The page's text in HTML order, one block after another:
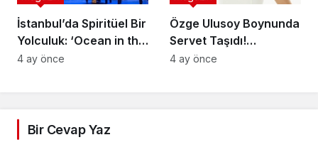
İstanbul’da Spiritüel Bir
Yolculuk: ‘Ocean in the
Desert Show’ Sahnede
4 ay önce
Özge Ulusoy Boynunda
Servet Taşıdı!
Genola’dan Düğün
4 ay önce
Bir Cevap Yaz